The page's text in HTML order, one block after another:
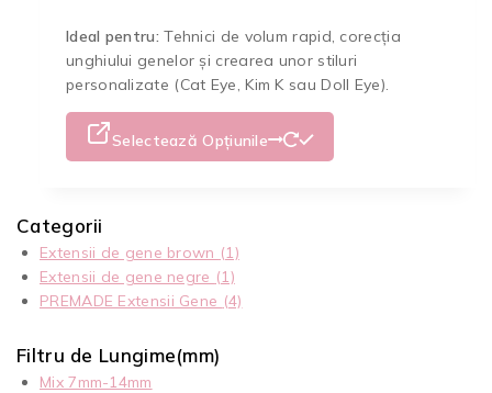
Ideal pentru: Tehnici de volum rapid, corecția
unghiului genelor și crearea unor stiluri
personalizate (Cat Eye, Kim K sau Doll Eye).
Selectează Opțiunile
Categorii
Extensii de gene brown (1)
Extensii de gene negre (1)
PREMADE Extensii Gene (4)
Filtru de Lungime(mm)
Mix 7mm-14mm